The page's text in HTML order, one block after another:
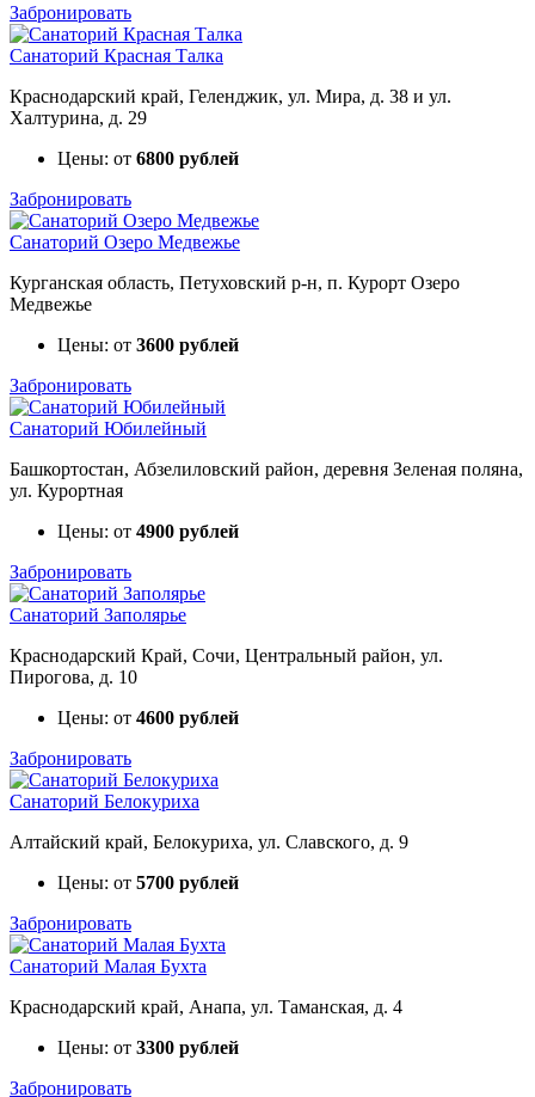
Забронировать
Санаторий Красная Талка
Краснодарский край, Геленджик, ул. Мира, д. 38 и ул.
Халтурина, д. 29
Цены: от 6800 рублей
Забронировать
Санаторий Озеро Медвежье
Курганская область, Петуховский р-н, п. Курорт Озеро
Медвежье
Цены: от 3600 рублей
Забронировать
Санаторий Юбилейный
Башкортостан, Абзелиловский район, деревня Зеленая поляна,
ул. Курортная
Цены: от 4900 рублей
Забронировать
Санаторий Заполярье
Краснодарский Край, Сочи, Центральный район, ул.
Пирогова, д. 10
Цены: от 4600 рублей
Забронировать
Санаторий Белокуриха
Алтайский край, Белокуриха, ул. Славского, д. 9
Цены: от 5700 рублей
Забронировать
Санаторий Малая Бухта
Краснодарский край, Анапа, ул. Таманская, д. 4
Цены: от 3300 рублей
Забронировать